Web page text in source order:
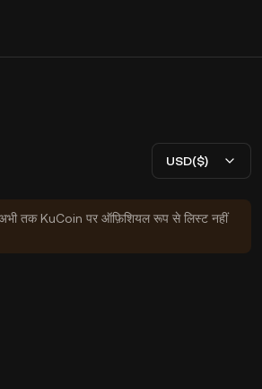
USD($)
अभी तक KuCoin पर ऑफ़िशियल रूप से लिस्ट नहीं